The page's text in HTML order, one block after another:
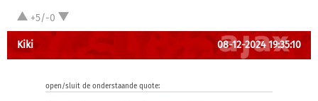
+5/-0
Kiki 08-12-2024 19:35:10
open/sluit de onderstaande quote: